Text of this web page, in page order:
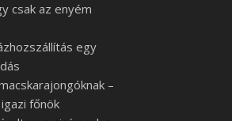
csak az enyém
egy
–
főnök